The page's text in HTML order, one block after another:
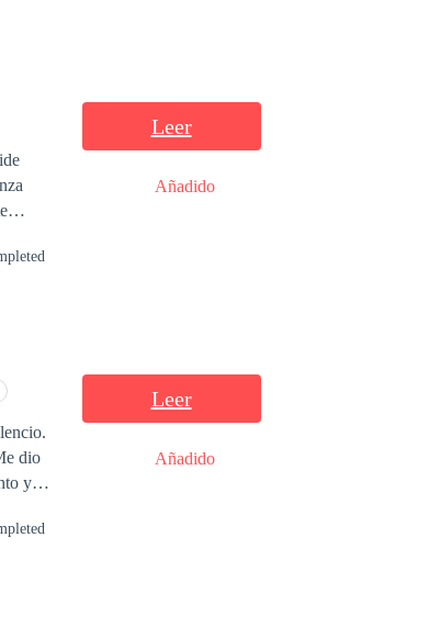
te
Leer
Añadido
dio
y
Leer
Añadido